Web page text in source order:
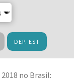
DEP. EST
no Brasil: